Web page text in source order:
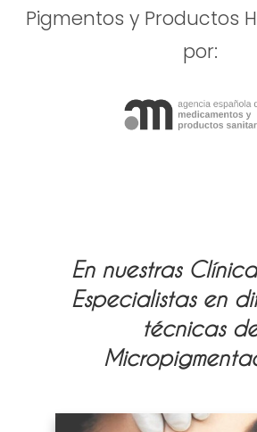
Pigmentos y Productos
por:
En nuestras
Especialistas en
técnicas